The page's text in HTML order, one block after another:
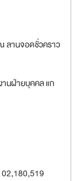
ลานจอดชั่วคราว
นฝ่ายบุคคล แก